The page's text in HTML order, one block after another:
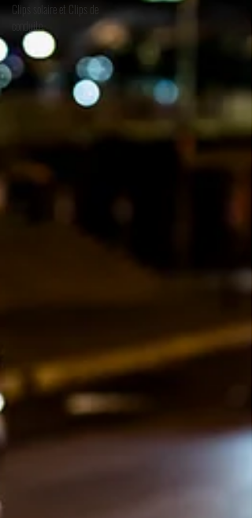
Clips solaire et Clips de
conduite